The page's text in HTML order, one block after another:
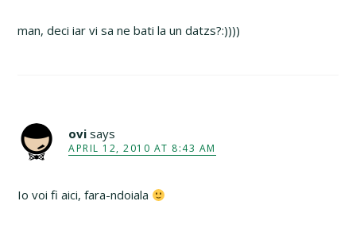
man, deci iar vi sa ne bati la un datzs?:))))
ovi says
APRIL 12, 2010 AT 8:43 AM
Io voi fi aici, fara-ndoiala